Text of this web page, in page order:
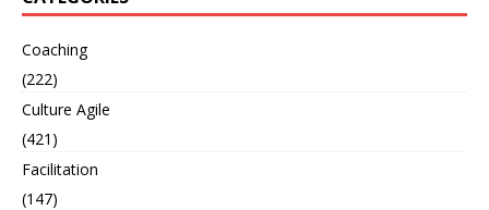
Coaching
(222)
Culture Agile
(421)
Facilitation
(147)